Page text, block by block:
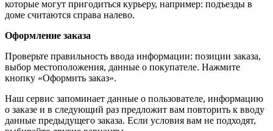
которые могут пригодиться курьеру, например: подъезды в
доме считаются справа налево.
Оформление заказа
Проверьте правильность ввода информации: позиции заказа,
выбор местоположения, данные о покупателе. Нажмите
кнопку «Оформить заказ».
Наш сервис запоминает данные о пользователе, информацию
о заказе и в следующий раз предложит вам повторить к вводу
данные предыдущего заказа. Если условия вам не подходят,